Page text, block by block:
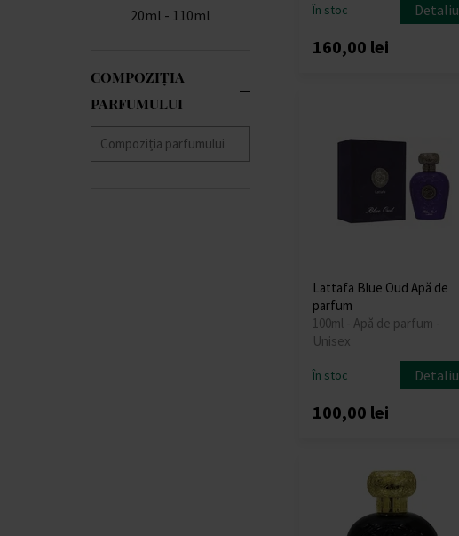
20ml - 110ml
COMPOZIȚIA
PARFUMULUI
În stoc Detaliu
160,00 lei
Lattafa Blue Oud Apă de
parfum
100ml - Apă de parfum -
Unisex
În stoc Detaliu
100,00 lei